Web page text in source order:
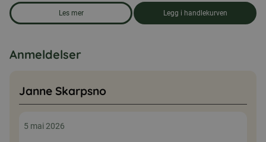
Les mer
om produkten Førstehjelpsveske, medium
Legg i handlekurven
Anmeldelser
Janne Skarpsno
5 mai 2026